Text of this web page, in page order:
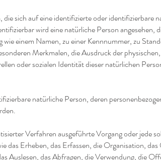
sich auf eine identifizierte oder identifizierbare
wird eine natürliche Person angesehen,
einem Namen, zu einer Kennnummer, zu
Merkmalen, die Ausdruck der
oder sozialen Identität dieser natürlichen
natürliche Person, deren
Verfahren ausgeführte Vorgang oder jede
das Erheben, das Erfassen, die Organisation,
Auslesen, das Abfragen, die Verwendung, die